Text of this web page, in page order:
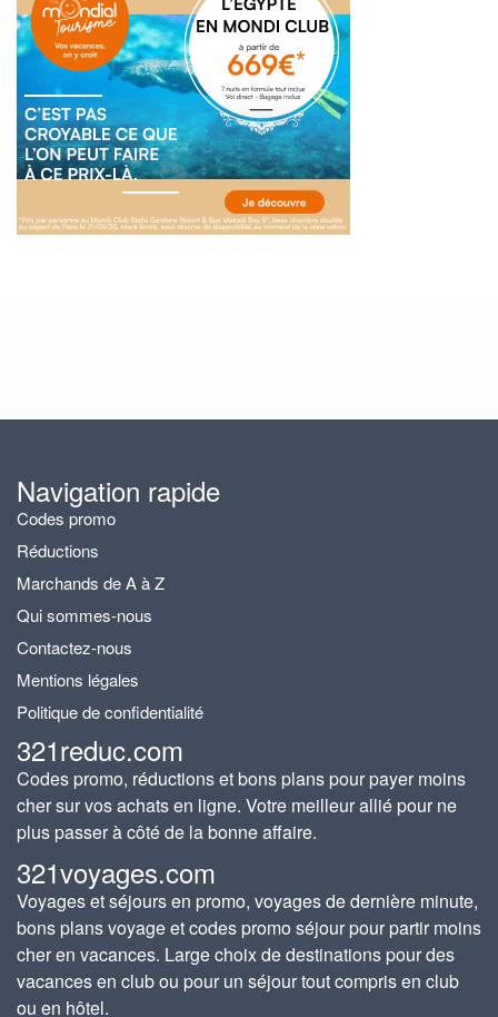
Navigation rapide
Codes promo
Réductions
Marchands de A à Z
Qui sommes-nous
Contactez-nous
Mentions légales
Politique de confidentialité
321reduc.com
Codes promo, réductions et bons plans pour payer moins
cher sur vos achats en ligne. Votre meilleur allié pour ne
plus passer à côté de la bonne affaire.
321voyages.com
Voyages et séjours en promo, voyages de dernière minute,
bons plans voyage et codes promo séjour pour partir moins
cher en vacances. Large choix de destinations pour des
vacances en club ou pour un séjour tout compris en club
ou en hôtel.